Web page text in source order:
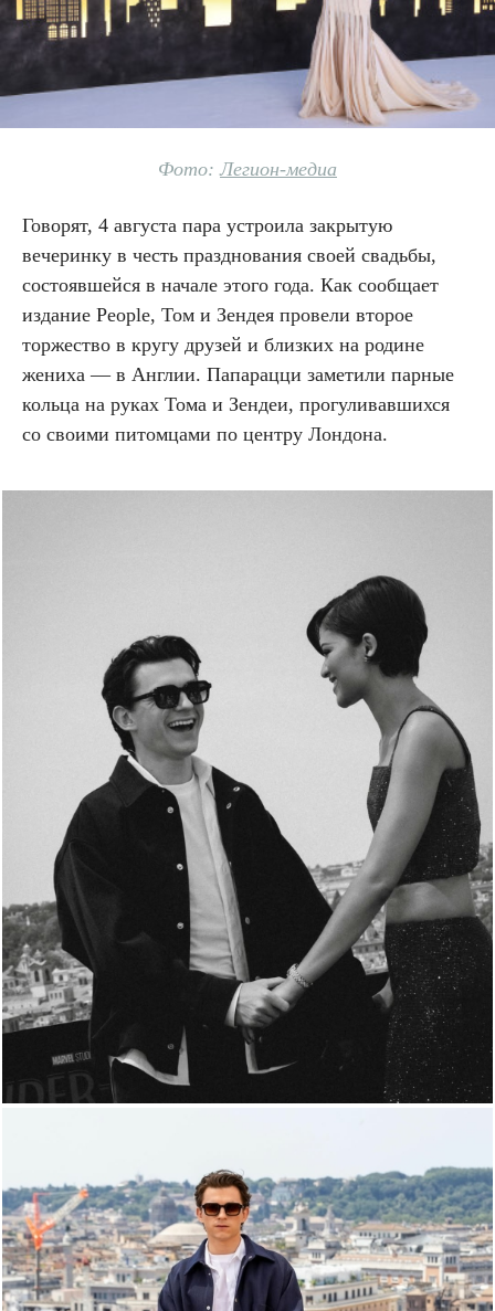
Фото:Легион-медиа
Говорят, 4 августа пара устроила закрытую
вечеринку в честь празднования своей свадьбы,
состоявшейся в начале этого года. Как сообщает
издание People, Том и Зендея провели второе
торжество в кругу друзей и близких на родине
жениха — в Англии. Папарацци заметили парные
кольца на руках Тома и Зендеи, прогуливавшихся
со своими питомцами по центру Лондона.